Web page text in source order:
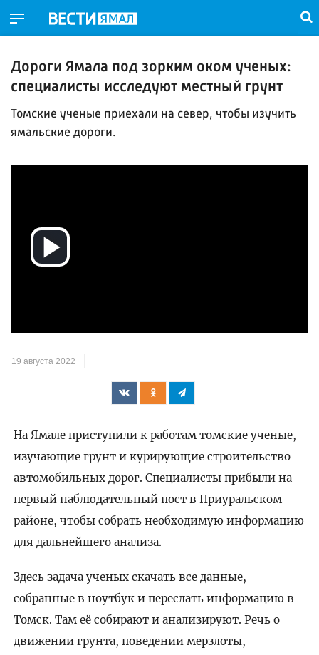
Дороги Ямала под зорким оком ученых:
специалисты исследуют местный грунт
Томские ученые приехали на север, чтобы изучить
ямальские дороги.
Воспроизвести
видео
19 августа 2022
На Ямале приступили к работам томские ученые,
изучающие грунт и курирующие строительство
автомобильных дорог. Специалисты прибыли на
первый наблюдательный пост в Приуральском
районе, чтобы собрать необходимую информацию
для дальнейшего анализа.
Здесь задача ученых скачать все данные,
собранные в ноутбук и переслать информацию в
Томск. Там её собирают и анализируют. Речь о
движении грунта, поведении мерзлоты,